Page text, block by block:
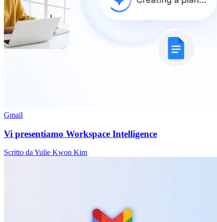
Gmail
Vi presentiamo Workspace Intelligence
Scritto da Yulie Kwon Kim